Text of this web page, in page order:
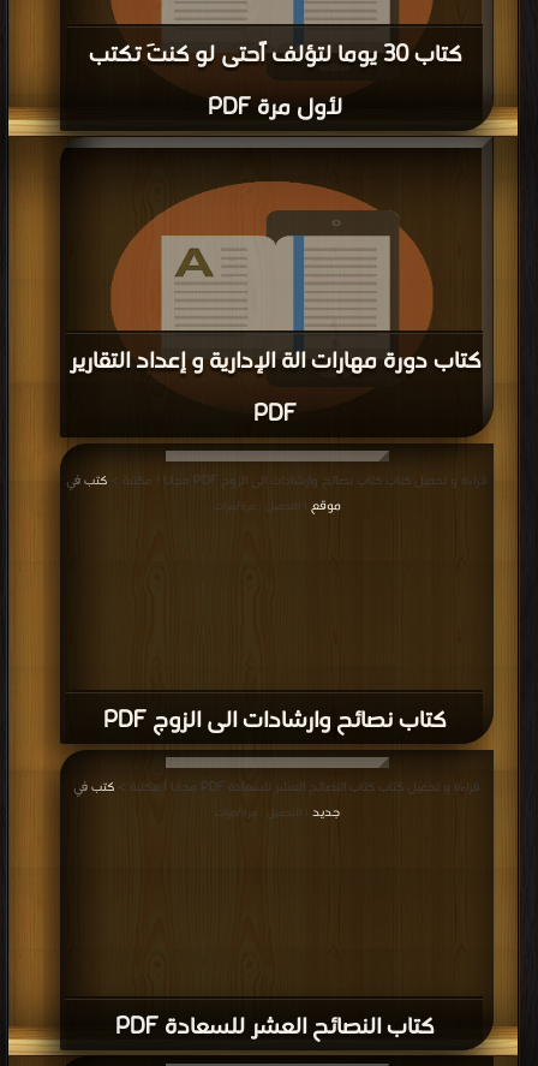
كتاب 30 يوما لتؤلف اًحتى لو كنتَ تكتب
لأول مرة PDF
قراءة و تحميل كتاب كتاب 30 يوما لتؤلف اًحتى لو كنتَ تكتب لأول مرة PDF مجانا |
كتب في تنزيل مباشر| التحميل : مرة/مرات
كتاب دورة مهارات الة الإدارية و إعداد التقارير
PDF
قراءة و تحميل كتاب كتاب دورة مهارات الة الإدارية و إعداد التقارير PDF مجانا | مكتبة
>كتب في اكبر موقع | التحميل : مرة/مرات
كتاب نصائح وارشادات الى الزوج PDF
قراءة و تحميل كتاب كتاب نصائح وارشادات الى الزوج PDF مجانا | مكتبة >
كتب في
موقع
| التحميل : مرة/مرات
كتاب النصائح العشر للسعادة PDF
قراءة و تحميل كتاب كتاب النصائح العشر للسعادة PDF مجانا | مكتبة >
كتب في
جديد | التحميل : مرة/مرات